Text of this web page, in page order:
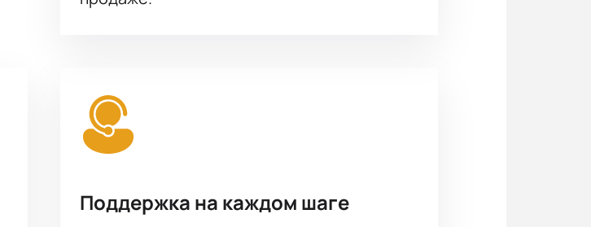
электронных билетов - все это вместо поездок в кассы или
Поддержка на каждом шаге